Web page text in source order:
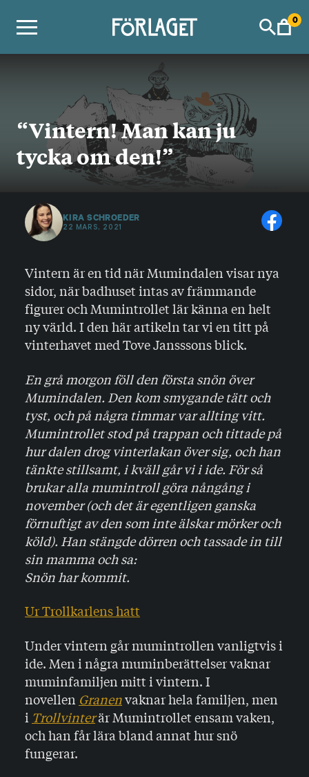
0
“Vintern! Man kan ju
tycka om den!”
KIRA SCHROEDER
22 MARS, 2021
Vintern är en tid när Mumindalen visar nya
sidor, när badhuset intas av främmande
figurer och Mumintrollet lär känna en helt
ny värld. I den här artikeln tar vi en titt på
vinterhavet med Tove Jansssons blick.
En grå morgon föll den första snön över
Mumindalen. Den kom smygande tätt och
tyst, och på några timmar var allting vitt.
Mumintrollet stod på trappan och tittade på
hur dalen drog vinterlakan över sig, och han
tänkte stillsamt, i kväll går vi i ide. För så
brukar alla mumintroll göra nångång i
november (och det är egentligen ganska
förnuftigt av den som inte älskar mörker och
köld). Han stängde dörren och tassade in till
sin mamma och sa:
Snön har kommit.
Ur Trollkarlens hatt
Under vintern går mumintrollen vanligtvis i
ide. Men i några muminberättelser vaknar
muminfamiljen mitt i vintern. I
novellen Granenvaknar hela familjen, men
i Trollvinterär Mumintrollet ensam vaken,
och han får lära bland annat hur snö
fungerar.